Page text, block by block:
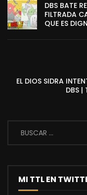
DBS BATE
FILTRADA
QUE ES
EL DIOS SIDRA
DBS |
MI TTL EN